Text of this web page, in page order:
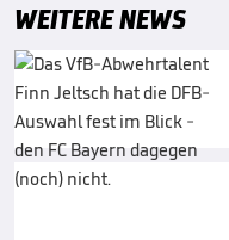
WEITERE NEWS